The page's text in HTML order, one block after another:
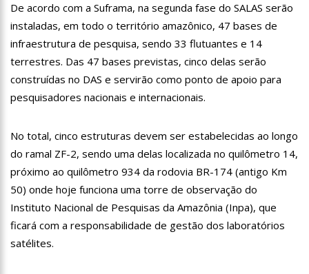
23:40 Hissa Abrahão critica decisão de Barroso sobre piso salarial
de enfermeiros
18:08 Com quase 300 mil votos para o Senado em 2018, Hissa é
recebido por multidão na zona Sul de Manaus
12:51
Hissa Abrahão dispara e deve ser o primeiro no Avante à
Câmara Federal
21:55 Hissa Abrahão fala em oportunidades para feirantes no
22:45 Hissa Abrahão tem candidatura deferida pela Justiça Eleitoral
20:33 Hissa Abrahão pede aos eleitores que compareçam às urnas
10:39
Tecnologia 5G: Sinal em Manaus será ativado até novembro
deste ano
10:32 Vacinação contra Covid-19 acontece em 12 postos neste
De acordo com a Suframa, na segunda fase do SALAS serão
instaladas, em todo o território amazônico, 47 bases de
infraestrutura de pesquisa, sendo 33 flutuantes e 14
terrestres. Das 47 bases previstas, cinco delas serão
construídas no DAS e servirão como ponto de apoio para
pesquisadores nacionais e internacionais.
No total, cinco estruturas devem ser estabelecidas ao longo
do ramal ZF-2, sendo uma delas localizada no quilômetro 14,
próximo ao quilômetro 934 da rodovia BR-174 (antigo Km
50) onde hoje funciona uma torre de observação do
Instituto Nacional de Pesquisas da Amazônia (Inpa), que
ficará com a responsabilidade de gestão dos laboratórios
satélites.